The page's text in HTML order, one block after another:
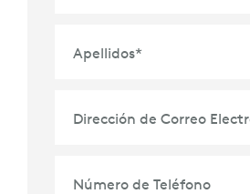
Apellidos*
Dirección de Correo
Número de Teléfono